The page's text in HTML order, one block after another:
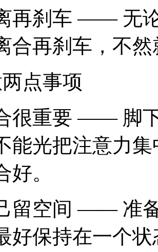
再刹车 —— 无
合再刹车，不
点事项
很重要 —— 脚
能光把注意力
好。
留空间 —— 准
好保持在一个